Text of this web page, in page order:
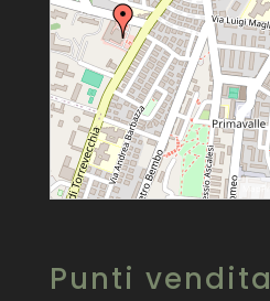
Punti vendita